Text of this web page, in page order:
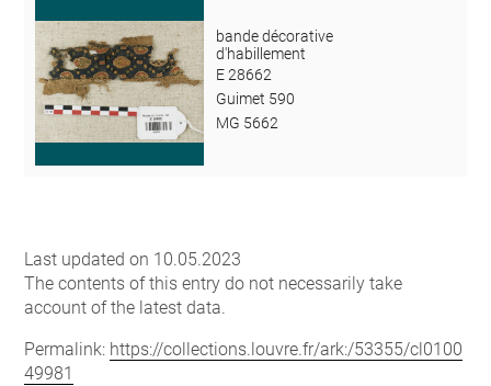
bande décorative
d'habillement
E 28662
Guimet 590
MG 5662
Last updated on 10.05.2023
The contents of this entry do not necessarily take
account of the latest data.
Permalink: https://collections.louvre.fr/ark:/53355/cl0100
49981